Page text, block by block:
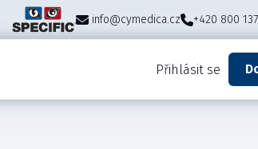
info@cymedica.cz +420 800
Přihlásit se